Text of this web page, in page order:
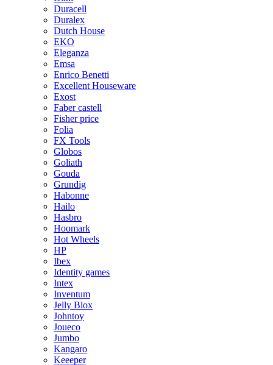
Duracell
Duralex
Dutch House
EKO
Eleganza
Emsa
Enrico Benetti
Excellent Houseware
Exost
Faber castell
Fisher price
Folia
FX Tools
Globos
Goliath
Gouda
Grundig
Habonne
Hailo
Hasbro
Hoomark
Hot Wheels
HP
Ibex
Identity games
Intex
Inventum
Jelly Blox
Johntoy
Joueco
Jumbo
Kangaro
Keeeper